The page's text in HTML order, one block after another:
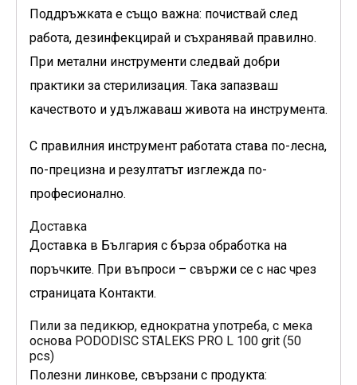
Поддръжката е също важна: почиствай след
работа, дезинфекцирай и съхранявай правилно.
При метални инструменти следвай добри
практики за стерилизация. Така запазваш
качеството и удължаваш живота на инструмента.
С правилния инструмент работата става по-лесна,
по-прецизна и резултатът изглежда по-
професионално.
Доставка
Доставка в България с бърза обработка на
поръчките. При въпроси – свържи се с нас чрез
страницата Контакти.
Пили за педикюр, еднократна употреба, с мека
основа PODODISC STALEKS PRO L 100 grit (50
pcs)
Полезни линкове, свързани с продукта: